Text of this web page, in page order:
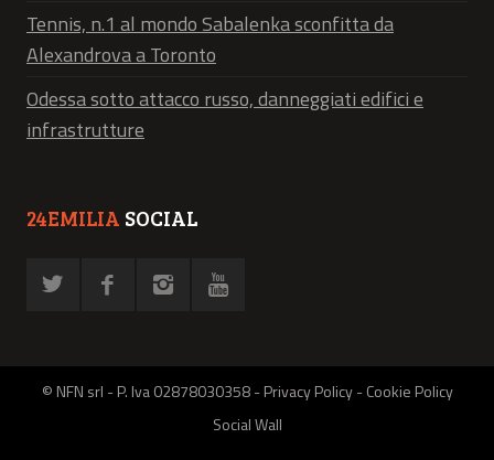
Tennis, n.1 al mondo Sabalenka sconfitta da
Alexandrova a Toronto
Odessa sotto attacco russo, danneggiati edifici e
infrastrutture
24EMILIA SOCIAL
© NFN srl - P. Iva 02878030358 -Privacy Policy-Cookie Policy
Social Wall